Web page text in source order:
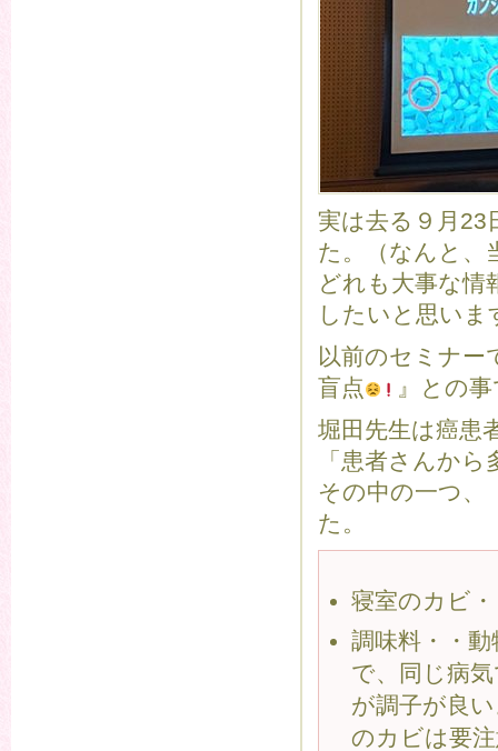
実は去る９月23
た。（なんと、
どれも大事な情
したいと思いま
以前のセミナー
盲点
』との
堀田先生は癌患
「患者さんか
その中の一つ、
た。
寝室のカビ
調味料・・
で、同じ病
が調子が良
のカビは要